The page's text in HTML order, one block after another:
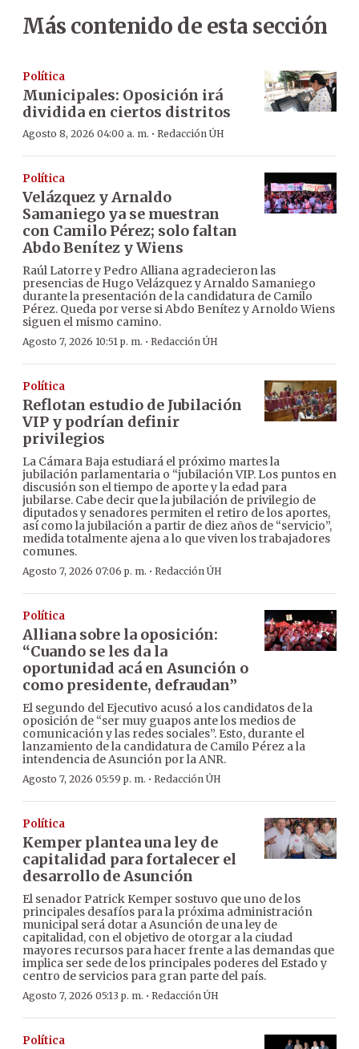
Más contenido de esta sección
Política
Municipales: Oposición irá
dividida en ciertos distritos
Agosto 8, 2026 04:00 a. m. · Redacción ÚH
Política
Velázquez y Arnaldo
Samaniego ya se muestran
con Camilo Pérez; solo faltan
Abdo Benítez y Wiens
Raúl Latorre y Pedro Alliana agradecieron las
presencias de Hugo Velázquez y Arnaldo Samaniego
durante la presentación de la candidatura de Camilo
Pérez. Queda por verse si Abdo Benítez y Arnoldo Wiens
siguen el mismo camino.
Agosto 7, 2026 10:51 p. m. · Redacción ÚH
Política
Reflotan estudio de Jubilación
VIP y podrían definir
privilegios
La Cámara Baja estudiará el próximo martes la
jubilación parlamentaria o “jubilación VIP. Los puntos en
discusión son el tiempo de aporte y la edad para
jubilarse. Cabe decir que la jubilación de privilegio de
diputados y senadores permiten el retiro de los aportes,
así como la jubilación a partir de diez años de “servicio”,
medida totalmente ajena a lo que viven los trabajadores
comunes.
Agosto 7, 2026 07:06 p. m. · Redacción ÚH
Política
Alliana sobre la oposición:
“Cuando se les da la
oportunidad acá en Asunción o
como presidente, defraudan”
El segundo del Ejecutivo acusó a los candidatos de la
oposición de “ser muy guapos ante los medios de
comunicación y las redes sociales”. Esto, durante el
lanzamiento de la candidatura de Camilo Pérez a la
intendencia de Asunción por la ANR.
Agosto 7, 2026 05:59 p. m. · Redacción ÚH
Política
Kemper plantea una ley de
capitalidad para fortalecer el
desarrollo de Asunción
El senador Patrick Kemper sostuvo que uno de los
principales desafíos para la próxima administración
municipal será dotar a Asunción de una ley de
capitalidad, con el objetivo de otorgar a la ciudad
mayores recursos para hacer frente a las demandas que
implica ser sede de los principales poderes del Estado y
centro de servicios para gran parte del país.
Agosto 7, 2026 05:13 p. m. · Redacción ÚH
Política